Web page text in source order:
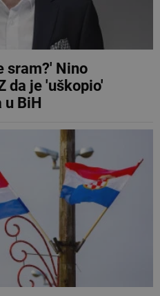
sram?' Nino
da je 'uškopio'
u BiH